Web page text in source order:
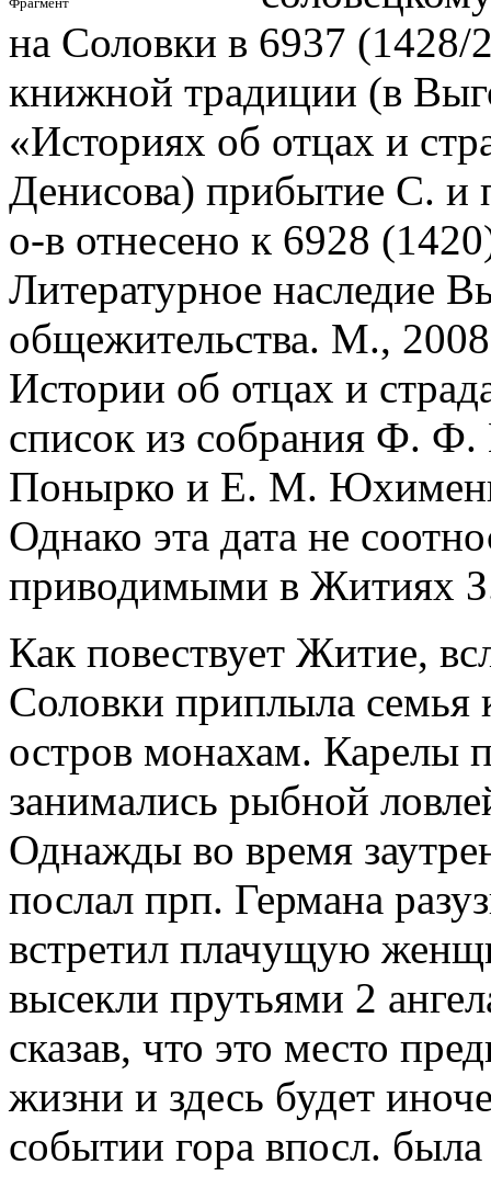
на Соловки в 6937 (1428/
книжной традиции (в
«Историях об отцах и
Денисова) прибытие С. и
о-в отнесено к 6928
Литературное наследие
общежительства. М.,
Истории об отцах и
список из собрания Ф.
Понырко и Е. М.
Однако эта дата не
приводимыми в Житиях
Как повествует Житие,
Соловки приплыла семья
остров монахам. Карелы
занимались рыбной
Однажды во время
послал прп. Германа
встретил плачущую
высекли прутьями 2
сказав, что это место
жизни и здесь будет
событии гора впосл.